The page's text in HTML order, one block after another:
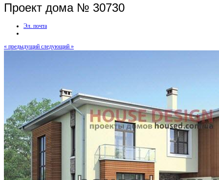
Проект дома № 30730
Эл. почта
« предыдущий следующий »